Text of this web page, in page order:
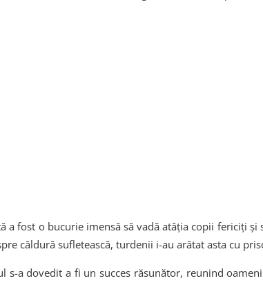
a fost o bucurie imensă să vadă atâția copii fericiți
căldură sufletească, turdenii i-au arătat asta cu
s-a dovedit a fi un succes răsunător, reunind